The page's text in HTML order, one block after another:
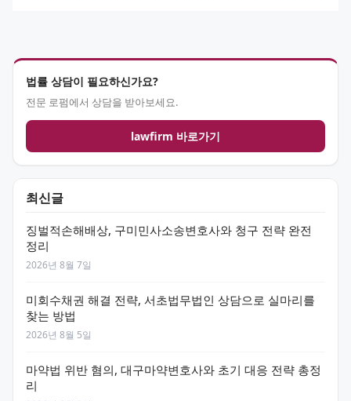
법률 상담이 필요하신가요?
전문 로펌에서 상담을 받아보세요.
lawfirm 바로가기
최신글
징벌적손해배상, 구미민사소송변호사와 청구 전략 완전
정리
2026년 8월 7일
미회수채권 해결 전략, 서초법무법인 상담으로 실마리를
찾는 방법
2026년 8월 5일
마약법 위반 혐의, 대구마약변호사와 초기 대응 전략 총정
리